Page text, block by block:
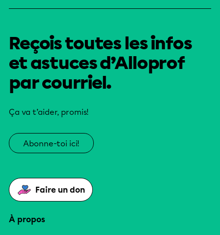
Reçois toutes les infos
et astuces d’Alloprof
par courriel.
Ça va t’aider, promis!
Abonne-toi ici!
Faire un don
À propos